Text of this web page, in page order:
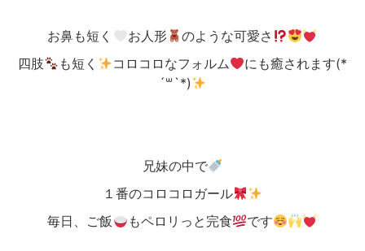
お鼻も短く お人形
のような可愛さ
四肢
も短く コロコロなフォルム
にも癒されます(*
´꒳`*)
兄妹の中で
１番のコロコロガール
毎日、ご飯
もペロリっと完食 です